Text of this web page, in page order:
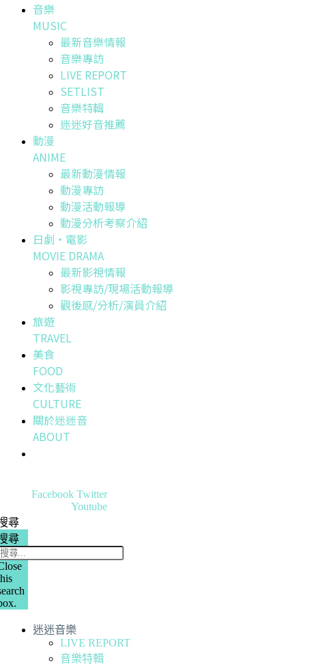
音樂
MUSIC
最新音樂情報
音樂專訪
LIVE REPORT
SETLIST
音樂特輯
迷迷好音推薦
動漫
ANIME
最新動漫情報
動漫專訪
動漫活動報導
動漫分析考察介紹
日劇・電影
MOVIE DRAMA
最新影視情報
影視專訪/現場活動報導
觀後感/分析/演員介紹
旅遊
TRAVEL
美食
FOOD
文化藝術
CULTURE
關於迷迷音
ABOUT
Facebook Twitter
Youtube
尋
尋
迷迷音樂
LIVE REPORT
音樂特輯